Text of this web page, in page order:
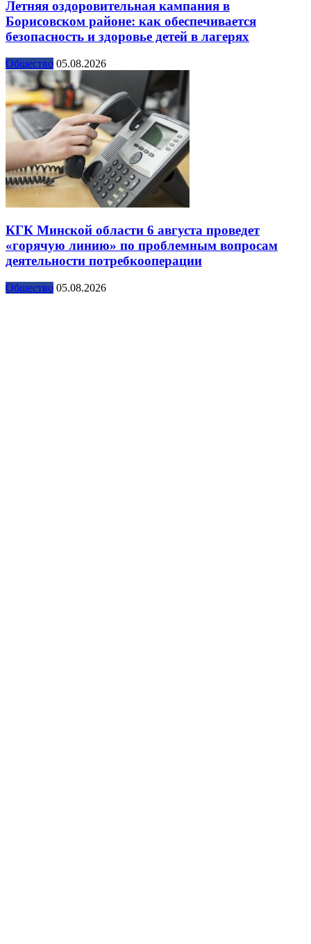
Летняя оздоровительная кампания в
Борисовском районе: как обеспечивается
безопасность и здоровье детей в лагерях
Общество 05.08.2026
КГК Минской области 6 августа проведет
«горячую линию» по проблемным вопросам
деятельности потребкооперации
Общество 05.08.2026